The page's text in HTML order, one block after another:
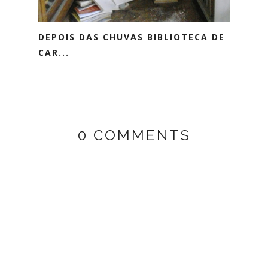
DEPOIS DAS CHUVAS BIBLIOTECA DE
CAR...
0 COMMENTS